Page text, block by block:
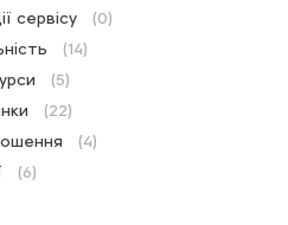
сервісу
(0)
(14)
(5)
(22)
(4)
(6)